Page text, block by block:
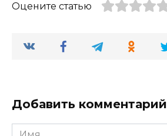
Оцените статью
Добавить комментарий
Имя